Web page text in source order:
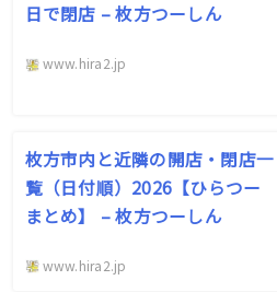
日で閉店 – 枚方つーしん
www.hira2.jp
枚方市内と近隣の開店・閉店一
覧（日付順）2026【ひらつー
まとめ】 – 枚方つーしん
www.hira2.jp